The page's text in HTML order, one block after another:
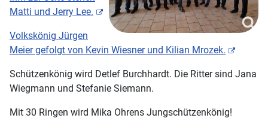
Matti und Jerry Lee.
Volkskönig Jürgen
Meier gefolgt von Kevin Wiesner und Kilian Mrozek.
Schützenkönig wird Detlef Burchhardt. Die Ritter sind Jana
Wiegmann und Stefanie Siemann.
Mit 30 Ringen wird Mika Ohrens Jungschützenkönig!